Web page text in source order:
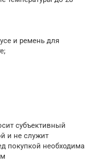
и ремень для
субъективный
и не служит
покупкой необходима